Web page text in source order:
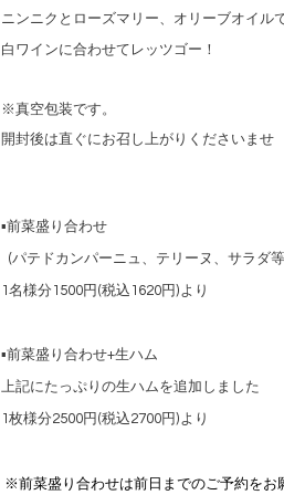
ニンニクとローズマリー、オリーブオイル
白ワインに合わせてレッツゴー！
※真空包装です。
開封後は直ぐにお召し上がりくださいませ
▪️前菜盛り合わせ
(パテドカンパーニュ、テリーヌ、サラダ
1名様分1500円(税込1620円)より
▪️前菜盛り合わせ+生ハム
上記にたっぷりの生ハムを追加しました
1枚様分2500円(税込2700円)より
※前菜盛り合わせは前日までのご予約を